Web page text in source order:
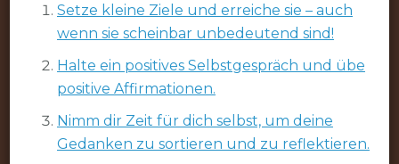
Setze kleine Ziele und erreiche sie – auch
wenn sie scheinbar unbedeutend sind!
Halte ein positives Selbstgespräch und übe
positive Affirmationen.
Nimm dir Zeit für dich selbst, um deine
Gedanken zu sortieren und zu reflektieren.